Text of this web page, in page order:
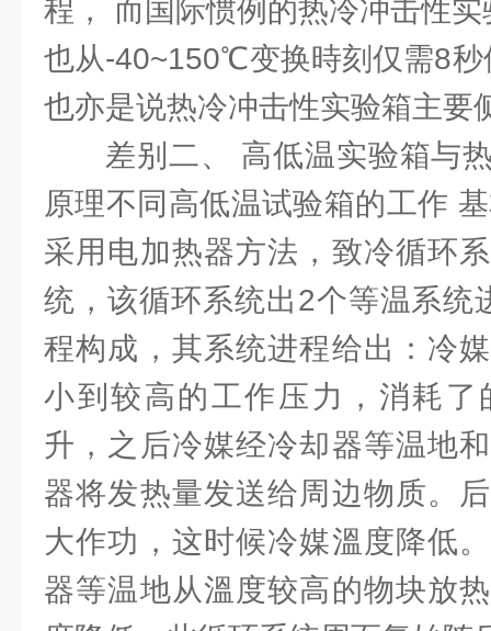
程， 而国际惯例的热冷冲击性
也从-40~150℃变换時刻仅需8
也亦是说热冷冲击性实验箱主要
差别二、 高低温实验箱与
原理不同高低温试验箱的工作
采用电加热器方法，致冷循环
统，该循环系统出2个等温系统
程构成，其系统进程给出：冷
小到较高的工作压力，消耗了
升，之后冷媒经冷却器等温地
器将发热量发送给周边物质。
大作功，这时候冷媒溫度降低
器等温地从溫度较高的物块放